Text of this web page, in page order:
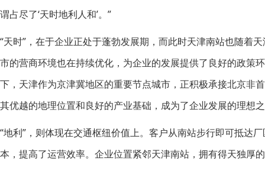
谓占尽了‘天时地利人和’。”
“天时”，在于企业正处于蓬勃发展期，而此时天津南站也随着
市的营商环境也在持续优化，为企业的发展提供了良好的政策
下，天津作为京津冀地区的重要节点城市，正积极承接北京非
其优越的地理位置和良好的产业基础，成为了企业发展的理想
“地利”，则体现在交通枢纽价值上。客户从南站步行即可抵达
本，提高了运营效率。企业位置紧邻天津南站，拥有得天独厚